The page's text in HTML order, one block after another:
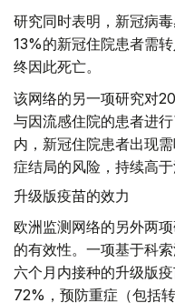
研究同时表明，新冠病
13%的新冠住院患者需
终因此死亡。
该网络的另一项研究对
与因流感住院的患者进
内，新冠住院患者出现
症结局的风险，持续高于
升级版疫苗的效力
欧洲监测网络的另外两
的有效性。一项基于科
六个月内接种的升级版
72%，预防重症（包括